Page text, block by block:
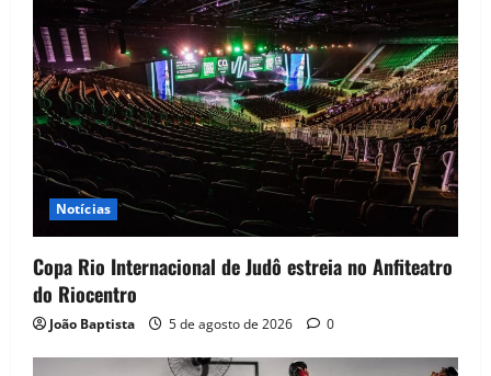
Notícias
Copa Rio Internacional de Judô estreia no Anfiteatro
do Riocentro
João Baptista 5 de agosto de 2026 0